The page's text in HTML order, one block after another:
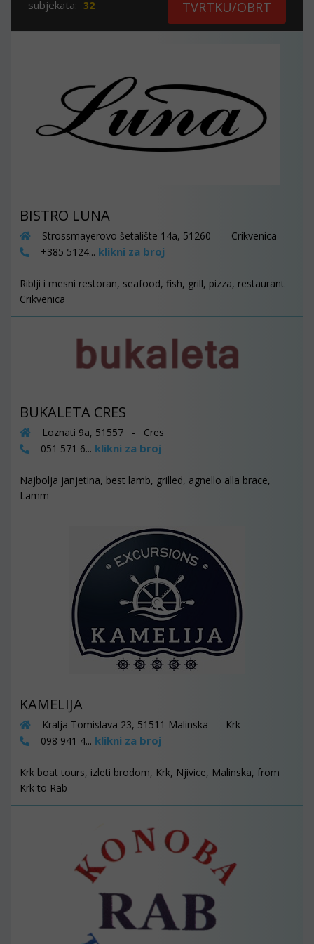
subjekata: 32
TVRTKU/OBRT
BISTRO LUNA
Strossmayerovo šetalište 14a, 51260 - Crikvenica
+385 5124... klikni za broj
Riblji i mesni restoran, seafood, fish, grill, pizza, restaurant
Crikvenica
BUKALETA CRES
Loznati 9a, 51557 - Cres
051 571 6... klikni za broj
Najbolja janjetina, best lamb, grilled, agnello alla brace,
Lamm
KAMELIJA
Kralja Tomislava 23, 51511 Malinska - Krk
098 941 4... klikni za broj
Krk boat tours, izleti brodom, Krk, Njivice, Malinska, from
Krk to Rab